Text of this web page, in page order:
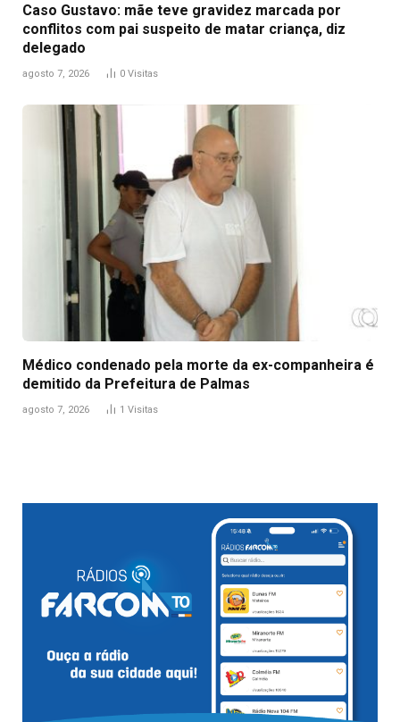
Caso Gustavo: mãe teve gravidez marcada por
conflitos com pai suspeito de matar criança, diz
delegado
agosto 7, 2026 0 Visitas
Médico condenado pela morte da ex-companheira é
demitido da Prefeitura de Palmas
agosto 7, 2026 1 Visitas